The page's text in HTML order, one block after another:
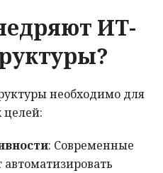
ИТ-
необходимо для
: Современные